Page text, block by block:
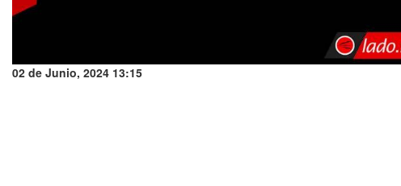
02 de Junio, 2024 13:15